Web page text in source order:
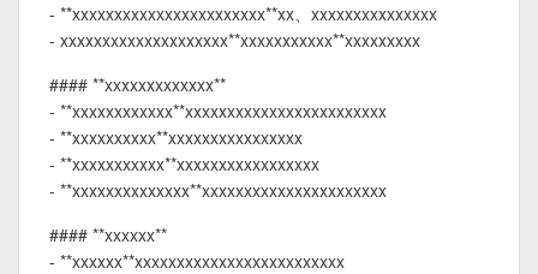
- **xxxxxxxxxxxxxxxxxxxxxxx**xx、xxxxxxxxxxxxxxx
- xxxxxxxxxxxxxxxxxxxx**xxxxxxxxxxx**xxxxxxxxx
#### **xxxxxxxxxxxxx**
- **xxxxxxxxxxxx**xxxxxxxxxxxxxxxxxxxxxxxx
- **xxxxxxxxxx**xxxxxxxxxxxxxxxx
- **xxxxxxxxxxx**xxxxxxxxxxxxxxxxx
- **xxxxxxxxxxxxxx**xxxxxxxxxxxxxxxxxxxxxx
#### **xxxxxx**
- **xxxxxx**xxxxxxxxxxxxxxxxxxxxxxxxx